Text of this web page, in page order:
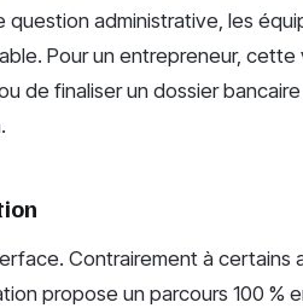
question administrative, les
Pour un entrepreneur,
de finaliser un dossier
Contrairement à certains
propose un parcours 100 %